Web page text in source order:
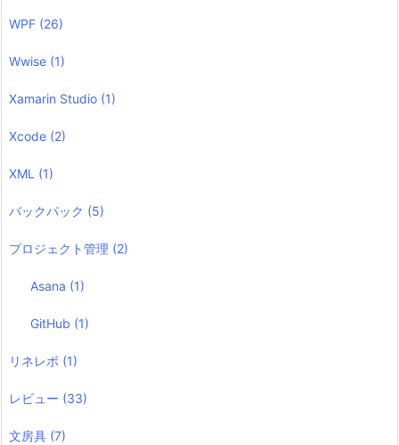
WPF (26)
Wwise (1)
Xamarin Studio (1)
Xcode (2)
XML (1)
バックパック (5)
プロジェクト管理 (2)
Asana (1)
GitHub (1)
リネレボ (1)
レビュー (33)
文房具 (7)